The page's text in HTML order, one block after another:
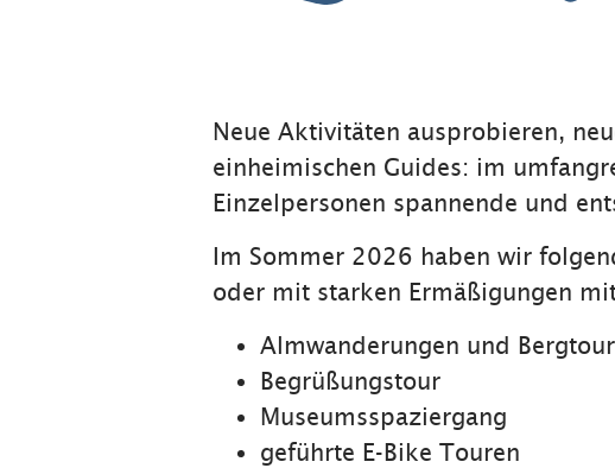
Neue Aktivitäten ausprobieren,
einheimischen Guides: im
Einzelpersonen spannende und
Im Sommer 2026 haben wir
oder mit starken Ermäßigungen
Almwanderungen und
Begrüßungstour
Museumsspaziergang
geführte E-Bike Touren